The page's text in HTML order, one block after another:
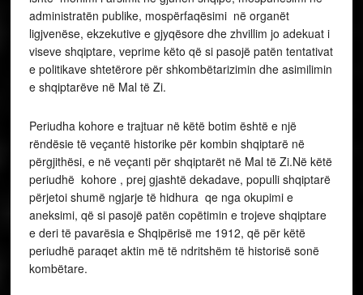
administratën publike, mospërfaqësimi në organët
ligjvenëse, ekzekutive e gjyqësore dhe zhvillim jo adekuat i
viseve shqiptare, veprime këto që si pasojë patën tentativat
e politikave shtetërore për shkombëtarizimin dhe asimilimin
e shqiptarëve në Mal të Zi.
Periudha kohore e trajtuar në këtë botim është e një
rëndësie të veçantë historike për kombin shqiptarë në
përgjithësi, e në veçanti për shqiptarët në Mal të Zi.Në këtë
periudhë kohore , prej gjashtë dekadave, populli shqiptarë
përjetoi shumë ngjarje të hidhura qe nga okupimi e
aneksimi, që si pasojë patën copëtimin e trojeve shqiptare
e deri të pavarësia e Shqipërisë me 1912, që për këtë
periudhë paraqet aktin më të ndritshëm të historisë sonë
kombëtare.